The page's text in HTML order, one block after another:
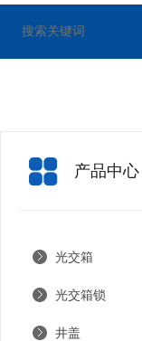
产品中心
光交箱
光交箱锁
井盖